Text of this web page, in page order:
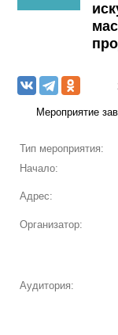
Мероприятие
Тип мероприятия:
Начало:
Адрес:
Организатор:
Аудитория: